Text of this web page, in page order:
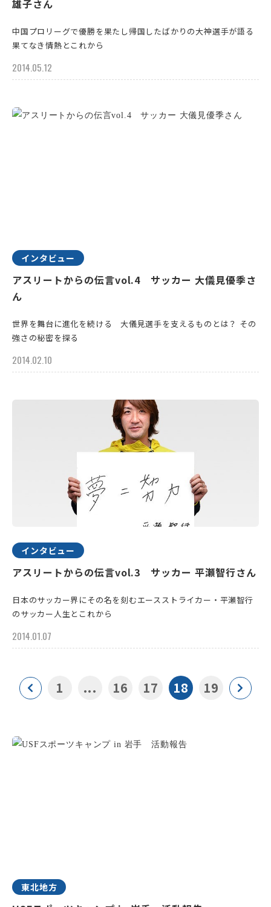
雄子さん
中国プロリーグで優勝を果たし帰国したばかりの大神選手が語る
果てなき情熱とこれから
2014.05.12
インタビュー
アスリートからの伝言vol.4 サッカー 大儀見優季さ
ん
世界を舞台に進化を続ける 大儀見選手を支えるものとは？ その
強さの秘密を探る
2014.02.10
インタビュー
アスリートからの伝言vol.3 サッカー 平瀬智行さん
日本のサッカー界にその名を刻むエースストライカー・平瀬智行
のサッカー人生とこれから
2014.01.07
1 ... 16 17 18 19
東北地方